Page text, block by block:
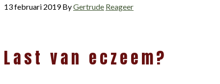
13 februari 2019ByGertrude Reageer
Interacties
Last van eczeem?